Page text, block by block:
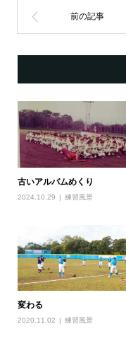
古いアルバムめくり
2024.10.29 練習風景
変わる
2020.11.02 練習風景